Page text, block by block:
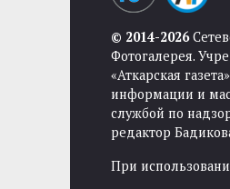
© 2014-2026
Фотогалерея.
«Аткарская
информации и
службой по
редактор
При